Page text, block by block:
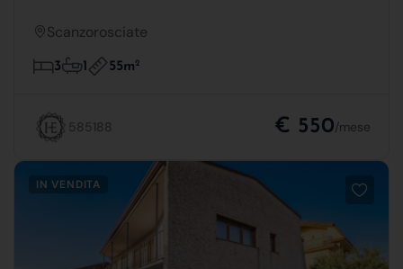
Scanzorosciate
3 1 55m2
585188 € 550/mese
IN VENDITA